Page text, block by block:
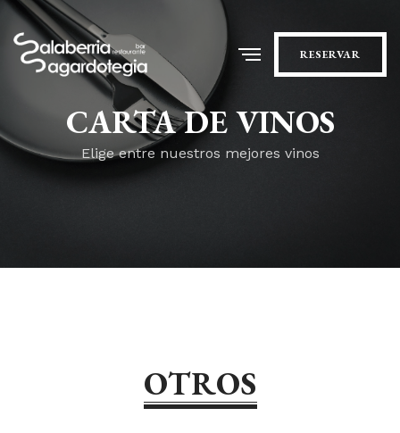
RESERVAR
CARTA DE VINOS
Elige entre nuestros mejores vinos
OTROS